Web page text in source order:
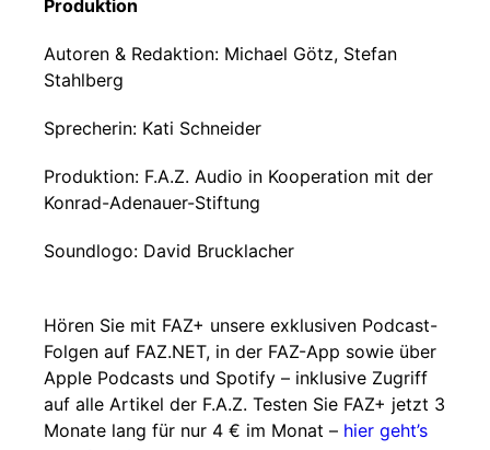
Produktion
Autoren & Redaktion: Michael Götz, Stefan
Stahlberg
Sprecherin: Kati Schneider
Produktion: F.A.Z. Audio in Kooperation mit der
Konrad-Adenauer-Stiftung
Soundlogo: David Brucklacher
Hören Sie mit FAZ+ unsere exklusiven Podcast-
Folgen auf FAZ.NET, in der FAZ-App sowie über
Apple Podcasts und Spotify – inklusive Zugriff
auf alle Artikel der F.A.Z. Testen Sie FAZ+ jetzt 3
Monate lang für nur 4 € im Monat – hier geht’s